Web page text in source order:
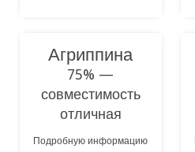
Агриппина
75% —
совместимость
отличная
Подробную информацию